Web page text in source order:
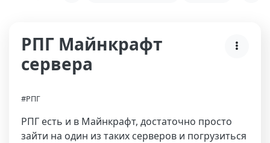
РПГ Майнкрафт
сервера
#РПГ
РПГ есть и в Майнкрафт, достаточно просто
зайти на один из таких серверов и погрузиться